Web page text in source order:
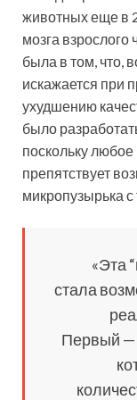
животных еще в
мозга
была в том, что,
искажается при
ухудшению
было
поскольку
препятствует
микропузырька
«Эта
стала
Первый —